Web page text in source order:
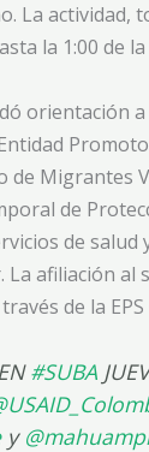
La actividad,
la 1:00 de
orientación
de Migrantes
de
de salud
afiliación al
de la EPS
#SUBA
y @mahuampi